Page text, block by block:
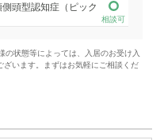
側頭型認知症（ピック
相談可
状態等によっては、入居のお受け入
います。まずはお気軽にご相談くだ